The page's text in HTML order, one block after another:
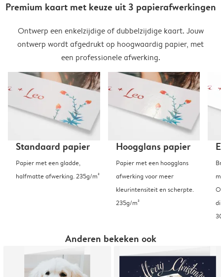
Premium kaart met keuze uit 3 papierafwerkingen
Ontwerp een enkelzijdige of dubbelzijdige kaart. Jouw
ontwerp wordt afgedrukt op hoogwaardig papier, met
een professionele afwerking.
Standaard papier
Papier met een gladde,
halfmatte afwerking. 235g/m²
Hoogglans papier
Papier met een hoogglans
afwerking voor meer
kleurintensiteit en scherpte.
235g/m²
Anderen bekeken ook